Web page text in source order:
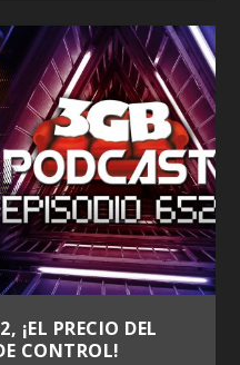
¡EL PRECIO DEL
CONTROL!